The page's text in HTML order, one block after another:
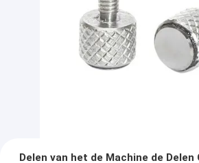
Delen van het de Machine de